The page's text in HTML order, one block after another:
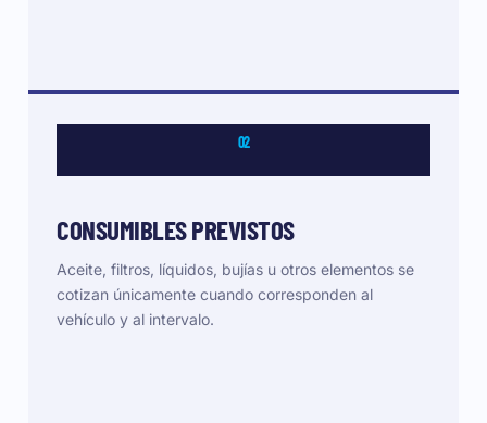
02
CONSUMIBLES PREVISTOS
Aceite, filtros, líquidos, bujías u otros elementos se
cotizan únicamente cuando corresponden al
vehículo y al intervalo.